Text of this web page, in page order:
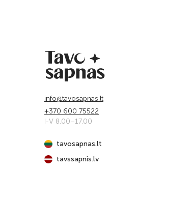
info@tavosapnas.lt
+370 600 75522
I-V 8.00–17.00
tavosapnas.lt
tavssapnis.lv